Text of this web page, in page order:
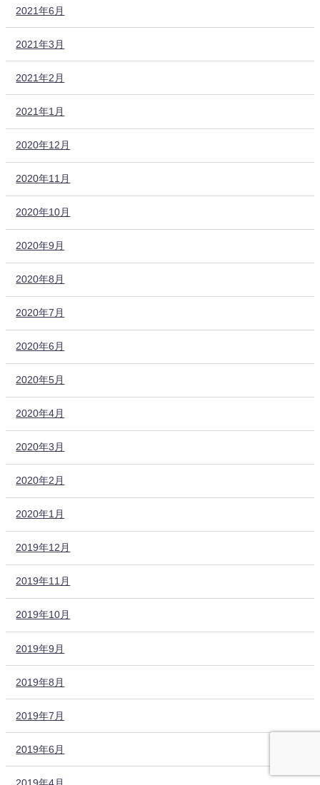
2021年6月
2021年3月
2021年2月
2021年1月
2020年12月
2020年11月
2020年10月
2020年9月
2020年8月
2020年7月
2020年6月
2020年5月
2020年4月
2020年3月
2020年2月
2020年1月
2019年12月
2019年11月
2019年10月
2019年9月
2019年8月
2019年7月
2019年6月
2019年4月